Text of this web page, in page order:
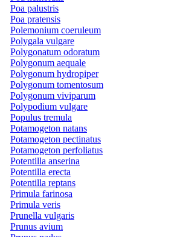
Poa palustris
Poa pratensis
Polemonium coeruleum
Polygala vulgare
Polygonatum odoratum
Polygonum aequale
Polygonum hydropiper
Polygonum tomentosum
Polygonum viviparum
Polypodium vulgare
Populus tremula
Potamogeton natans
Potamogeton pectinatus
Potamogeton perfoliatus
Potentilla anserina
Potentilla erecta
Potentilla reptans
Primula farinosa
Primula veris
Prunella vulgaris
Prunus avium